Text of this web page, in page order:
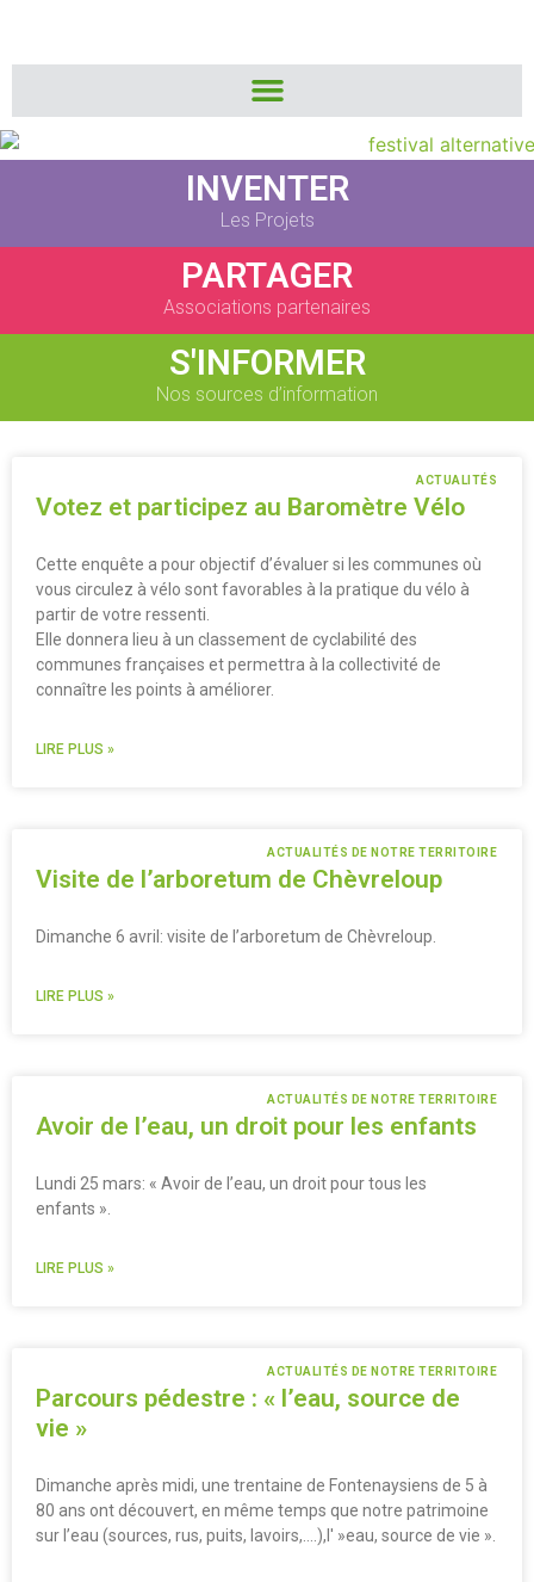
INVENTER
Les Projets
PARTAGER
Associations partenaires
S'INFORMER
Nos sources d’information
ACTUALITÉS
Votez et participez au Baromètre Vélo
Cette enquête a pour objectif d’évaluer si les communes où
vous circulez à vélo sont favorables à la pratique du vélo à
partir de votre ressenti.
Elle donnera lieu à un classement de cyclabilité des
communes françaises et permettra à la collectivité de
connaître les points à améliorer.
LIRE PLUS »
ACTUALITÉS DE NOTRE TERRITOIRE
Visite de l’arboretum de Chèvreloup
Dimanche 6 avril: visite de l’arboretum de Chèvreloup.
LIRE PLUS »
ACTUALITÉS DE NOTRE TERRITOIRE
Avoir de l’eau, un droit pour les enfants
Lundi 25 mars: « Avoir de l’eau, un droit pour tous les
enfants ».
LIRE PLUS »
ACTUALITÉS DE NOTRE TERRITOIRE
Parcours pédestre : « l’eau, source de
vie »
Dimanche après midi, une trentaine de Fontenaysiens de 5 à
80 ans ont découvert, en même temps que notre patrimoine
sur l’eau (sources, rus, puits, lavoirs,….),l' »eau, source de vie ».